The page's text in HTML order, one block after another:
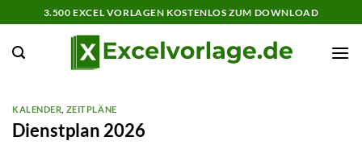
Inhalt
springen
3.500 EXCEL VORLAGEN KOSTENLOS ZUM DOWNLOAD
KALENDER ZEITPLÄNE
Dienstplan 2026